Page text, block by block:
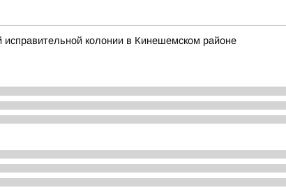
исправительной колонии в Кинешемском районе